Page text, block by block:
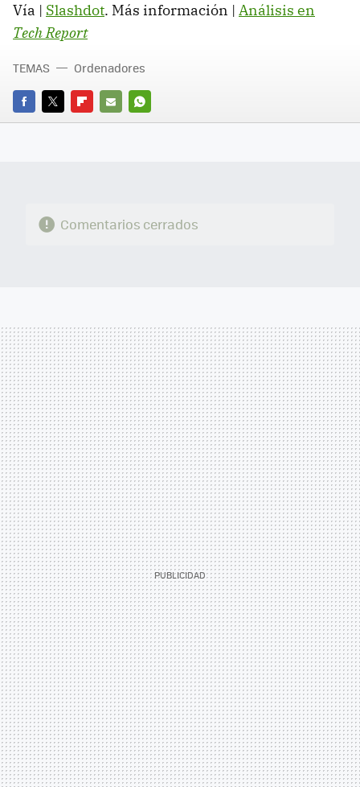
Vía | Slashdot. Más información | Análisis en
Tech Report
FACEBOOK
TWITTERFLIPBOARD
E-
WHATSAPP
TEMAS Ordenadores
Comentarios cerrados